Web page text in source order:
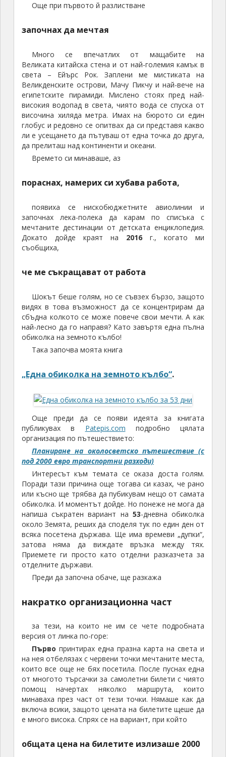
Още при първото й разлистване
започнах да мечтая
Много се впечатлих от мащабите на
Великата китайска стена и от най-големия камък в
света – Ейърс Рок. Заплени ме мистиката на
Великденските острови, Мачу Пикчу и най-вече на
египетските пирамиди. Мислено стоях пред най-
високия водопад в света, чиято вода се спуска от
височина хиляда метра. Имах на бюрото си един
глобус и редовно се опитвах да си представя какво
ли е усещането да пътуваш от една точка до друга,
да прелиташ над континенти и океани.
Времето си минаваше, аз
пораснах, намерих си хубава работа,
появиха се нискобюджетните авиолинии и
започнах лека-полека да карам по списъка с
мечтаните дестинации от детската енциклопедия.
Докато дойде краят на 2016 г., когато ми
съобщиха,
че ме съкращават от работа
Шокът беше голям, но се съвзех бързо, защото
видях в това възможност да се концентрирам да
сбъдна колкото се може повече свои мечти. А как
най-лесно да го направя? Като завъртя една пълна
обиколка на земното кълбо!
Така започва моята книга
„Една обиколка на земното кълбо“.
Още преди да се появи идеята за книгата
публикувах в Patepis.com подробно цялата
организация по пътешествието:
Планиране на околосветско пътешествие (с
под 2000 евро транспортни разходи)
Интересът към темата се оказа доста голям.
Поради тази причина още тогава си казах, че рано
или късно ще трябва да пубикувам нещо от самата
обиколка. И моментът дойде. Но понеже не мога да
напиша съкратен вариант на 53-дневна обиколка
около Земята, реших да споделя тук по един ден от
всяка посетена държава. Ще има времеви „дупки“,
затова няма да виждате връзка между тях.
Приемете ги просто като отделни разказчета за
отделните държави.
Преди да започна обаче, ще разкажа
накратко организационна част
за тези, на които не им се чете подробната
версия от линка по-горе:
Първо принтирах една празна карта на света и
на нея отбелязах с червени точки мечтаните места,
които все още не бях посетила. После пуснах една
от многото търсачки за самолетни билети с чиято
помощ начертах няколко маршрута, които
минаваха през част от тези точки. Нямаше как да
включа всики, защото цената на билетите щеше да
е много висока. Спрях се на вариант, при който
общата цена на билетите излизаше 2000